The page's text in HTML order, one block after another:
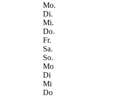
Mo.
Di.
Mi.
Do.
Fr.
Sa.
So.
Mo
Di
Mi
Do